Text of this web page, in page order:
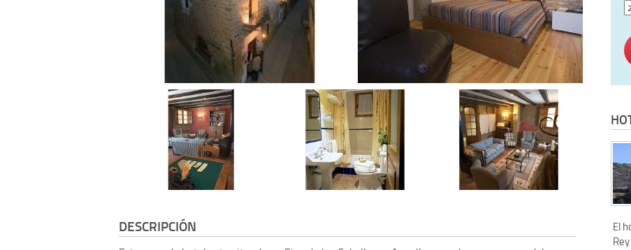
DESCRIPCIÓN
El